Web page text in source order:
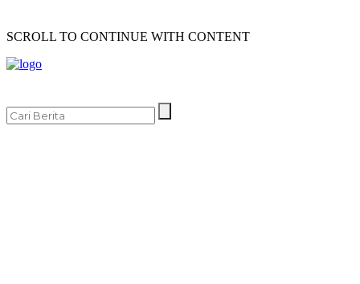
SCROLL TO CONTINUE WITH CONTENT